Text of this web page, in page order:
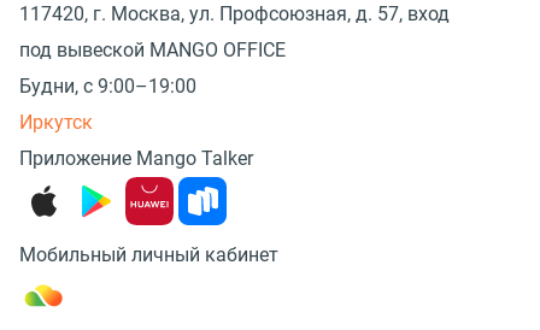
117420, г. Москва, ул. Профсоюзная, д. 57, вход
под вывеской MANGO OFFICE
Будни, с 9:00–19:00
Иркутск
Приложение Mango Talker
Мобильный личный кабинет